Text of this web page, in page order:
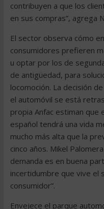
contribuyen a que los
en sus compras”, agrega
El sector observa cómo
consumidores prefieren
u optar por los de
de antigüedad, para
locomoción. La decisión
el automóvil se está
propia Anfac estiman que
español tendrá una vida
mucho más alta que la
cinco años. Mikel
demanda es en buena
incertidumbre que vive el
consumidor”.
Envejece el parque